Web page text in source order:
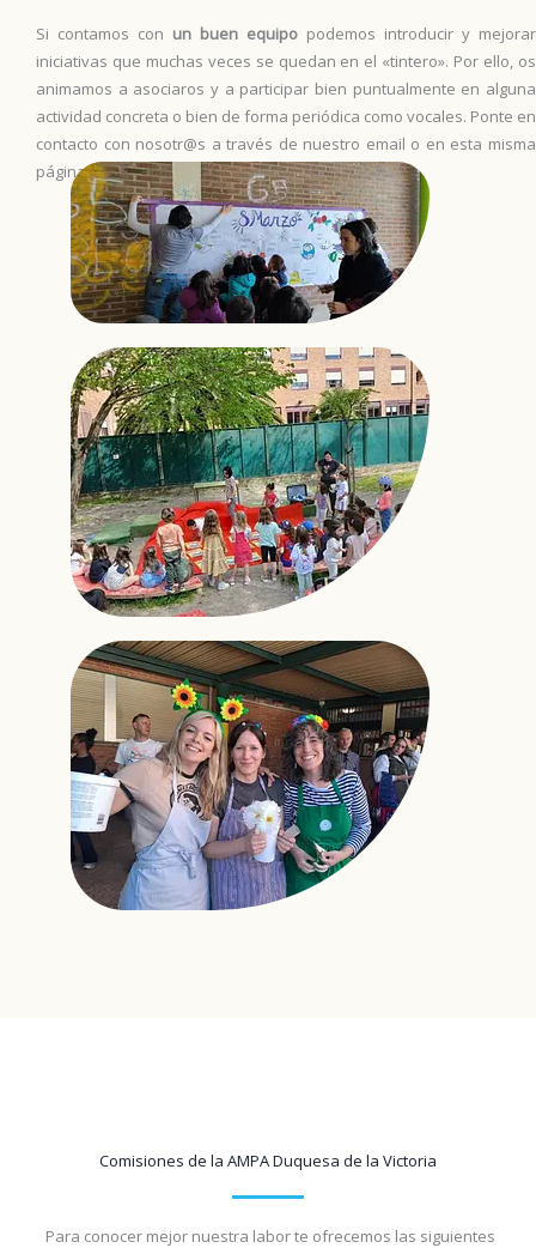
Si contamos con un buen equipo podemos introducir y mejorar
iniciativas que muchas veces se quedan en el «tintero». Por ello, os
animamos a asociaros y a participar bien puntualmente en alguna
actividad concreta o bien de forma periódica como vocales. Ponte en
contacto con nosotr@s a través de nuestro email o en esta misma
página!! Te esperamos 🙂
Comisiones de la AMPA Duquesa de la Victoria
Para conocer mejor nuestra labor te ofrecemos las siguientes